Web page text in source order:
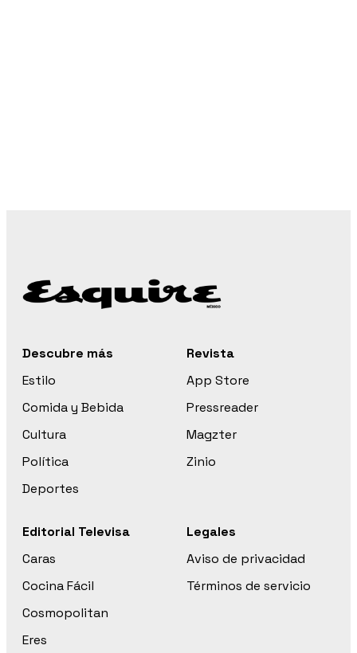
Descubre más
Estilo
Comida y Bebida
Cultura
Política
Deportes
Revista
App Store
Pressreader
Magzter
Zinio
Editorial Televisa
Caras
Cocina Fácil
Cosmopolitan
Eres
Legales
Aviso de privacidad
Términos de servicio